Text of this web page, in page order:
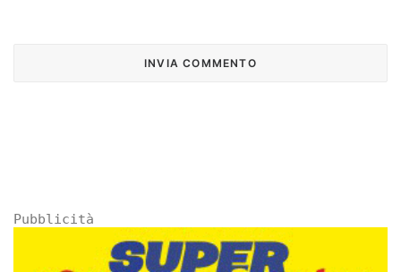
Pubblicità